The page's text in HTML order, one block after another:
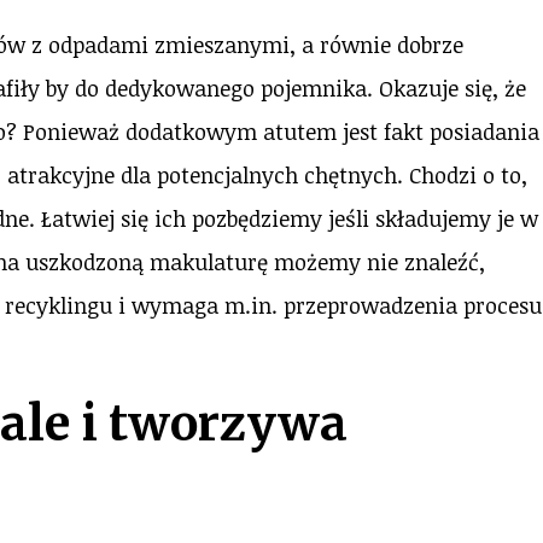
z odpadami zmieszanymi, a równie dobrze
by do dedykowanego pojemnika. Okazuje się, że
Ponieważ dodatkowym atutem jest fakt posiadania
atrakcyjne dla potencjalnych chętnych. Chodzi o to,
Łatwiej się ich pozbędziemy jeśli składujemy je w
uszkodzoną makulaturę możemy nie znaleźć,
i wymaga m.in. przeprowadzenia procesu
i tworzywa